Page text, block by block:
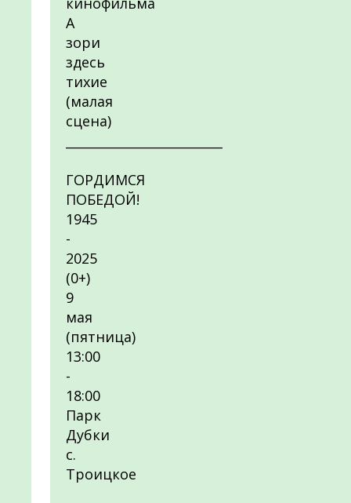
А
зори
здесь
тихие
(малая
сцена)
ГОРДИМСЯ
ПОБЕДОЙ!
1945
-
2025
(0+)
9
мая
(пятница)
13:00
-
18:00
Парк
Дубки
с.
Троицкое